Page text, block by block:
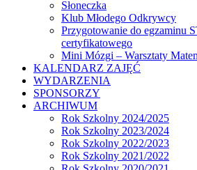
Słoneczka
Klub Młodego Odkrywcy
Przygotowanie do egzaminu
certyfikatowego
Mini Mózgi – Warsztaty
KALENDARZ ZAJĘĆ
WYDARZENIA
SPONSORZY
ARCHIWUM
Rok Szkolny 2024/2025
Rok Szkolny 2023/2024
Rok Szkolny 2022/2023
Rok Szkolny 2021/2022